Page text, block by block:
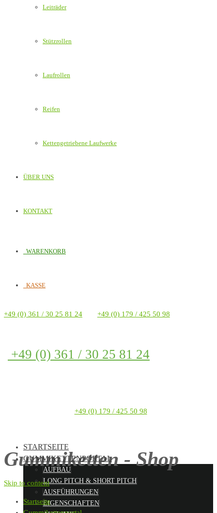
Leiträder
Stützrollen
Laufrollen
Reifen
Kettengetriebene Laufwerke
ÜBER UNS
KONTAKT
WARENKORB
KASSE
+49 (0) 361 / 30 25 81 24 +49 (0) 179 / 425 50 98
+49 (0) 361 / 30 25 81 24
+49 (0) 179 / 425 50 98
Gummiketten - Shop
STARTSEITE
GUMMIKETTENPORTAL
AUFBAU
LONG PITCH & SHORT PITCH
AUSFÜHRUNGEN
EIGENSCHAFTEN
Skip to content
Startseite